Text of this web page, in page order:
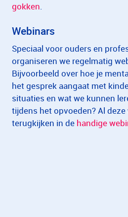
gokken.
Webinars
Speciaal voor ouders en
organiseren we regelmatig
Bijvoorbeeld over hoe je
het gesprek aangaat met
situaties en wat we kunnen
tijdens het opvoeden? Al
terugkijken in de handige